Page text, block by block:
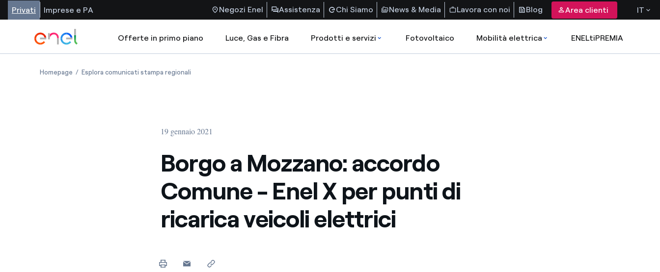
Privati Imprese e PA Negozi Enel Assistenza Chi Siamo News & Media Lavora con noi Blog Area clienti IT
Offerte in primo piano Luce, Gas e Fibra Prodotti e servizi Fotovoltaico Mobilità elettrica ENELtiPREMIA
Homepage Esplora comunicati stampa regionali
19 gennaio 2021
Borgo a Mozzano: accordo
Comune - Enel X per punti di
ricarica veicoli elettrici